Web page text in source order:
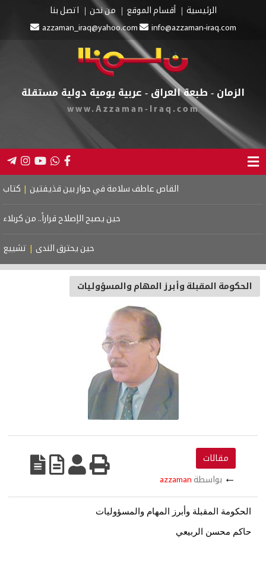
الرئيسية أقسام الموقع من نحن
اتصل بنا
azzaman_iraq@yahoo.com
info@azzaman-iraq.com
الزمان - طبعة العراق - عربية يومية دولية مستقلة
www.Azzaman-Iraq.com
القاص عاطف سلامة في حوار بين قذيفتين | كتاب
حين يصبح الإصلاح قراراً.. من كربلاء
حين يحترق الندى | تشييع
الحكومة المقبلة وأبرز المهام والمسؤوليات
مقالات
← بواسطة azzaman
الحكومة المقبلة وأبرز المهام والمسؤوليات
حاكم محسن الربيعي